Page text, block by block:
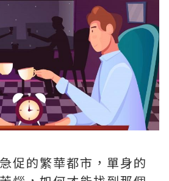
促的繁華都市，單身的